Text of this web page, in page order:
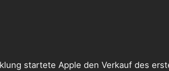
startete Apple den Verkauf des